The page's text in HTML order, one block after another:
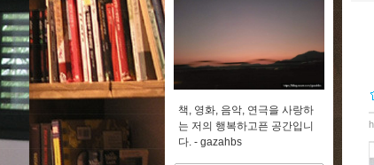
책, 영화, 음악, 연극을 사랑하
는 저의 행복하고픈 공간입니
다. - gazahbs